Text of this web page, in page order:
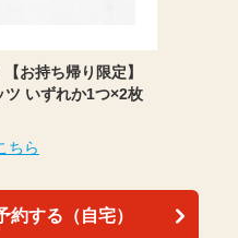
お持ち帰り限定】
いずれか1つ×2枚
ちら
約する（自宅）